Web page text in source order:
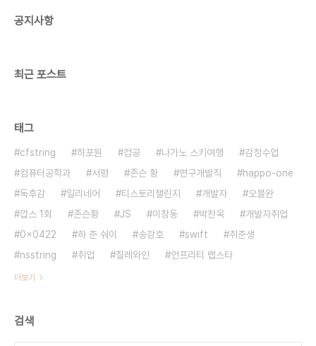
함은 대단히 충격적이었다. 영화 속 영훈(김승우)는
공지사항
최근 포스트
태그
cfstring 하포원 컴공 나가노 스키여행
감정수업
컴퓨터공학과
서평 존슨 황 연구개발직
happo-one
독후감
일리네어 티스토리챌린지 개발자
오블완
깝스 1회
존슨황 JS 이창동 박찬욱
개발자취업
0x0422
하 준 숴이 송강호 swift
취준생
nsstring
취업 칠레와인 언프리티 랩스타
더보기
검색